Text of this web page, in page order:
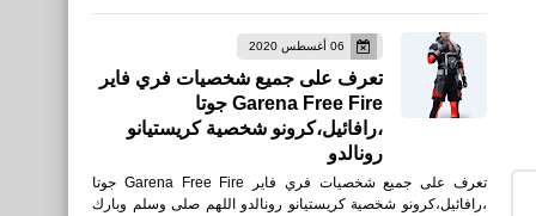
06 أغسطس 2020
تعرف على جميع شخصيات فري فاير
Garena Free Fire جوتا
،رافائيل،كرونو شخصية كريستيانو
رونالدو
تعرف على جميع شخصيات فري فاير Garena Free Fire جوتا
،رافائيل،كرونو شخصية كريستيانو رونالدو اللهم صلى وسلم وبارك
أحدث تردد